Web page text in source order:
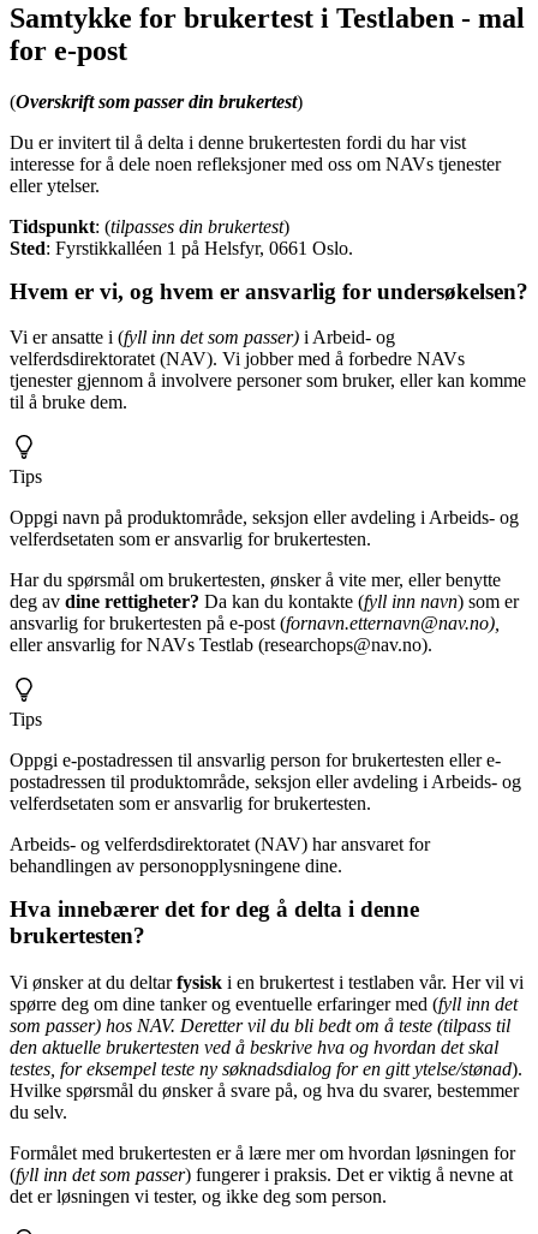
Samtykke for brukertest i Testlaben - mal
for e-post
(Overskrift som passer din brukertest)
Du er invitert til å delta i denne brukertesten fordi du har vist
interesse for å dele noen refleksjoner med oss om NAVs tjenester
eller ytelser.
Tidspunkt: (tilpasses din brukertest)
Sted: Fyrstikkalléen 1 på Helsfyr, 0661 Oslo.
Hvem er vi, og hvem er ansvarlig for undersøkelsen?
Vi er ansatte i (fyll inn det som passer) i Arbeid- og
velferdsdirektoratet (NAV). Vi jobber med å forbedre NAVs
tjenester gjennom å involvere personer som bruker, eller kan komme
til å bruke dem.
Tips
Oppgi navn på produktområde, seksjon eller avdeling i Arbeids- og
velferdsetaten som er ansvarlig for brukertesten.
Har du spørsmål om brukertesten, ønsker å vite mer, eller benytte
deg av dine rettigheter? Da kan du kontakte (fyll inn navn) som er
ansvarlig for brukertesten på e-post (fornavn.etternavn@nav.no),
eller ansvarlig for NAVs Testlab (researchops@nav.no).
Tips
Oppgi e-postadressen til ansvarlig person for brukertesten eller e-
postadressen til produktområde, seksjon eller avdeling i Arbeids- og
velferdsetaten som er ansvarlig for brukertesten.
Arbeids- og velferdsdirektoratet (NAV) har ansvaret for
behandlingen av personopplysningene dine.
Hva innebærer det for deg å delta i denne
brukertesten?
Vi ønsker at du deltarfysisk i en brukertest i testlaben vår. Her vil vi
spørre deg om dine tanker og eventuelle erfaringer med (fyll inn det
som passer) hos NAV. Deretter vil du bli bedt om å teste (tilpass til
den aktuelle brukertesten ved å beskrive hva og hvordan det skal
testes, for eksempel teste ny søknadsdialog for en gitt ytelse/stønad).
Hvilke spørsmål du ønsker å svare på, og hva du svarer, bestemmer
du selv.
Formålet med brukertesten er å lære mer om hvordan løsningen for
(fyll inn det som passer) fungerer i praksis. Det er viktig å nevne at
det er løsningen vi tester, og ikke deg som person.